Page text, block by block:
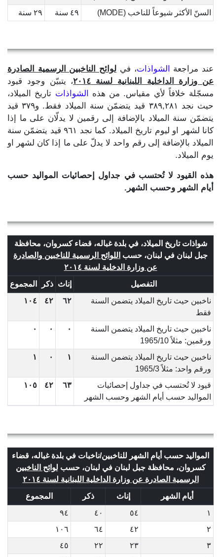
السنّ الأكثر شيوعاً للناخب (MODE)
٤٩ سنة ٢٩ سنة
عند مراجعة الشواذات، في لوائح الناخبين الرسمية الصادرة
عن وزارة الداخلية اللبنانية لسنة ٢٠١٤
، يتبيّن وجود قيود
مسجّلة خلافاً لأي مقياس. من هذه
الشواذات تاريخ الميلاد،
حيث نجد ٣٨٩,٢٨١ قيد يتضمّن سنة الميلاد فقط. و٣٧٩ قيد
يتضمّن سنة الميلاد بالإضافة إلى رقمين لا يدلّان على ما إذا
كانا لشهر او ليوم تاريخ الميلاد. كما نجد ٩٦١ قيد يتضمّن سنة
الميلاد بالإضافة إلى رقم واحد لا يدلّ على ما إذا كان لشهر او
يوم الميلاد.
هذه القيود لا تُحتسب في جداول إحصائيات المواليد حسب
أيام الشهر وحسب الشهر.
شواذات تاريخ الميلاد، في بلدة غباله، قضاء كسروان، محافظة
جبل لبنان في لبنان، حسب اللوائح الرسمية للناخبين والصادرة
عن وزارة الدخلية لسنة ٢٠١٤
التفصيل
إناث ذكر
المجموع
ناخبين حيث تاريخ الميلاد يتضمن السنة
فقط
٦٢ ٤٢ ١٠٤
ناخبين حيث تاريخ الميلاد يتضمن السنة
ورقمين: مثلاً 1965/10
٠ ٠ ٠
ناخبين حيث تاريخ الميلاد يتضمن السنة
ورقم واحد: مثلاً 1965/3
١ ٠ ١
قيود لا تُحتسب في جداول إحصائيات
المواليد حسب أيام الشهر وحسب الشهر
٦٣ ٤٢ ١٠٥
المواليد حسب أيام الشهر للناخبين/ناخبات في بلدة غباله، قضاء
كسروان، محافظة جبل لبنان في لبنان، حسب لوائح الناخبين
الرسمية الصادرة عن وزارة الداخلية اللبنانية لسنة ٢٠١٤
أيام الشهر
إناث ذكر
المجموع
١
٥٤ ٤٠
٩٤
٢
٤٢ ٦٤
١٠٦
٣
٢٣ ٢٢
٤٥